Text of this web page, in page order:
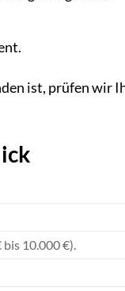
ist, prüfen wir
10.000 €).